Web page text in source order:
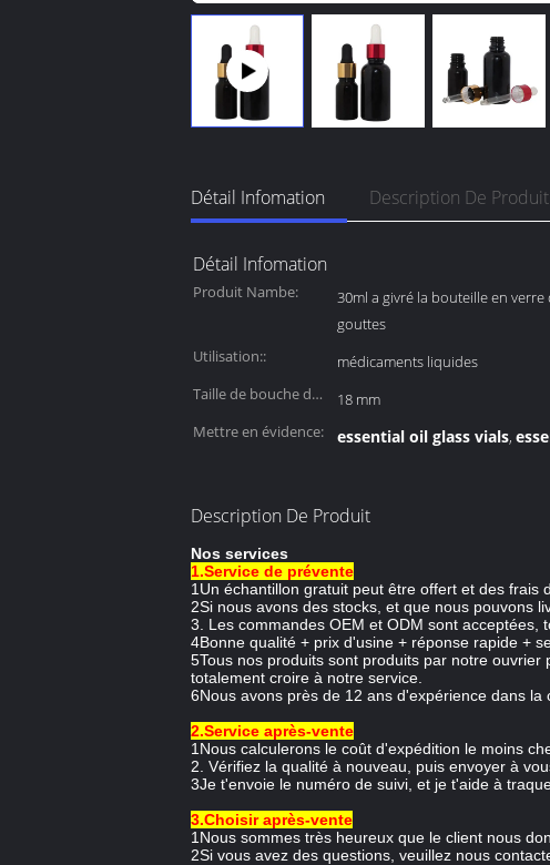
Détail Infomation Description De Produit
Détail Infomation
Produit Nambe:
30ml a givré la bouteille en verre
gouttes
Utilisation:: médicaments liquides
Taille de bouche de
18 mm
Mettre en évidence:
essential oil glass vials,
Description De Produit
Nos services
1.Service de prévente
1Un échantillon gratuit peut être offert et des frais
2Si nous avons des stocks, et que nous pouvons
3. Les commandes OEM et ODM sont acceptées,
4Bonne qualité + prix d'usine + réponse rapide +
5Tous nos produits sont produits par notre
totalement croire à notre service.
6Nous avons près de 12 ans d'expérience dans
2.Service après-vente
1Nous calculerons le coût d'expédition le moins
2. Vérifiez la qualité à nouveau, puis envoyer à
3Je t'envoie le numéro de suivi, et je t'aide à
3.Choisir après-vente
1Nous sommes très heureux que le client nous
2Si vous avez des questions, veuillez nous